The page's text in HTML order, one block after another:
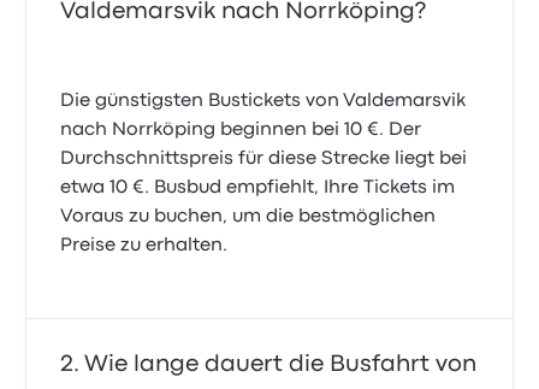
Valdemarsvik nach Norrköping?
Die günstigsten Bustickets von Valdemarsvik
nach Norrköping beginnen bei 10 €. Der
Durchschnittspreis für diese Strecke liegt bei
etwa 10 €. Busbud empfiehlt, Ihre Tickets im
Voraus zu buchen, um die bestmöglichen
Preise zu erhalten.
Wie lange dauert die Busfahrt von